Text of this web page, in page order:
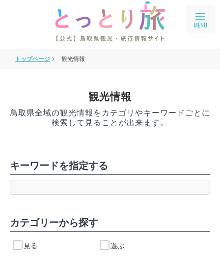
旅行会社・企業向け情報
鳥取県フィルムコミッション
鳥取まるわかり
会員ページ
宿泊案内
mail_outline お問い合わせ
トップページ 観光情報
観光情報
鳥取県全域の観光情報をカテゴリやキーワードごとに
検索して見ることが出来ます。
キーワードを指定する
カテゴリーから探す
見る 遊ぶ